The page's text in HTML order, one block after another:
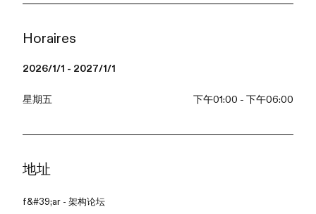
Horaires
2026/1/1 - 2027/1/1
星期五 下午01:00 - 下午06:00
地址
f&#39;ar - 架构论坛